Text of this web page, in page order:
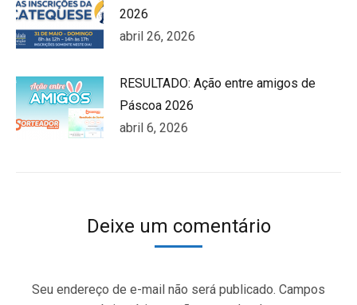
2026
abril 26, 2026
RESULTADO: Ação entre amigos de
Páscoa 2026
abril 6, 2026
Deixe um comentário
Seu endereço de e-mail não será publicado. Campos